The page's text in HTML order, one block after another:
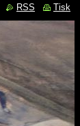
RSS Tisk